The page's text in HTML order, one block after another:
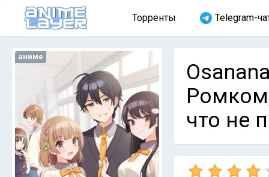
Торренты Telegram-
аниме
что не